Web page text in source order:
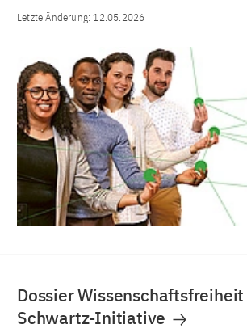
Letzte Änderung:12.05.2026
Dossier
Schwartz-Initiative